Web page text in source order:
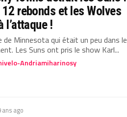
rebonds et les Wolves
l’attaque !
de Minnesota qui était un peu dans le
Les Suns ont pris le show Karl...
Andriamiharinosy
ans ago